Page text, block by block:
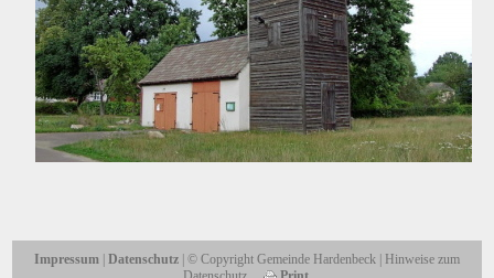
Impressum | Datenschutz | © Copyright Gemeinde Hardenbeck | Hinweise zum